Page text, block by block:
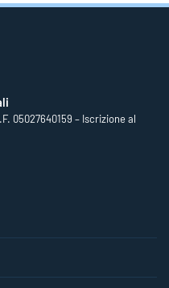
05027640159 – Iscrizione al